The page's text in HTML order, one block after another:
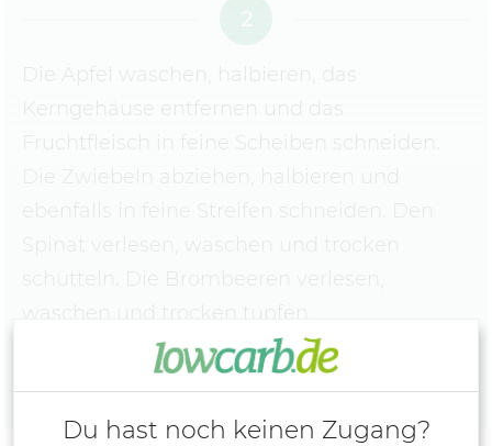
Die Äpfel waschen, halbieren, das
Kerngehäuse entfernen und das
Fruchtfleisch in feine Scheiben schneiden.
Du hast noch keinen Zugang?